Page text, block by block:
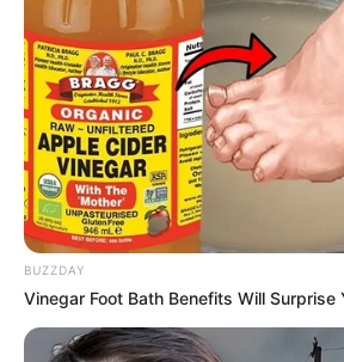
BUZZDAY
Vinegar Foot Bath Benefits Will Surprise